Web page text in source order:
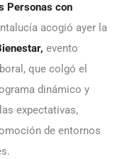
Personas con
acogió ayer la
evento
que colgó el
dinámico y
expectativas,
de entornos